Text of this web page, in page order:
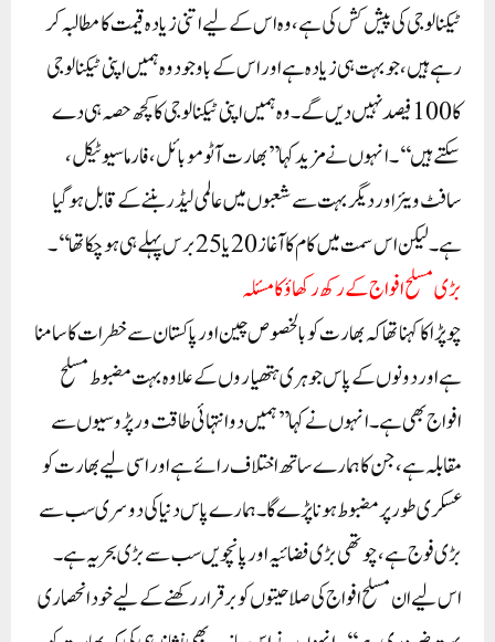
ٹیکنالوجی کی پیش کش کی ہے، وہ اس کے لیے اتنی زیادہ قیمت کا مطالبہ کر
رہے ہیں، جو بہت ہی زیادہ ہے اور اس کے باوجود وہ ہمیں اپنی ٹیکنالوجی
کا 100 فیصد نہیں دیں گے۔ وہ ہمیں اپنی ٹیکنالوجی کا کچھ حصہ ہی دے
سکتے ہیں‘‘۔انہوں نے مزید کہا’’بھارت آٹو موبائل، فارماسیوٹیکل،
سافٹ ویئر اور دیگر بہت سے شعبوں میں عالمی لیڈر بننے کے قابل ہو گیا
ہے۔ لیکن اس سمت میں کام کا آغاز 20یا 25 برس پہلے ہی ہو چکا تھا‘‘۔
بڑی مسلح افواج کے رکھ رکھاؤ کا مسئلہ
چوپڑا کا کہنا تھا کہ بھارت کو بالخصوص چین اور پاکستان سے خطرات کا سامنا
ہے اور دونوں کے پاس جوہری ہتھیاروں کے علاوہ بہت مضبوط مسلح
افواج بھی ہے۔انہوں نے کہا’’ہمیں دو انتہائی طاقت ور پڑوسیوں سے
مقابلہ ہے، جن کا ہمارے ساتھ اختلاف رائے ہے اور اسی لیے بھار ت کو
عسکری طور پر مضبوط ہونا پڑے گا۔ ہمارے پاس دنیا کی دوسری سب سے
بڑی فوج ہے، چوتھی بڑی فضائیہ اور پانچویں سب سے بڑی بحریہ ہے۔
اس لیے ان مسلح افواج کی صلاحیتوں کو برقرار رکھنے کے لیے خود انحصاری